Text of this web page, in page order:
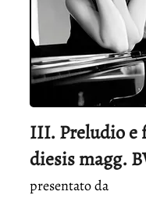
III. Preludio e
diesis magg.
presentato da